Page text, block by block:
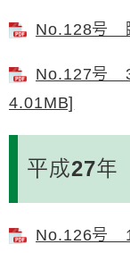
No.128号
No.127号 3
4.01MB]
平成27年
No.126号